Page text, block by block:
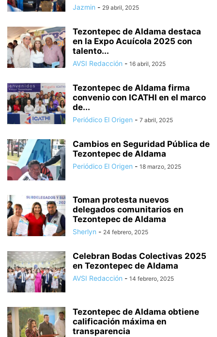
Jazmin - 29 abril, 2025
Tezontepec de Aldama destaca
en la Expo Acuícola 2025 con
talento...
AVSI Redacción - 16 abril, 2025
Tezontepec de Aldama firma
convenio con ICATHI en el marco
de...
Periódico El Origen - 7 abril, 2025
Cambios en Seguridad Pública de
Tezontepec de Aldama
Periódico El Origen - 18 marzo, 2025
Toman protesta nuevos
delegados comunitarios en
Tezontepec de Aldama
Sherlyn - 24 febrero, 2025
Celebran Bodas Colectivas 2025
en Tezontepec de Aldama
AVSI Redacción - 14 febrero, 2025
Tezontepec de Aldama obtiene
calificación máxima en
transparencia